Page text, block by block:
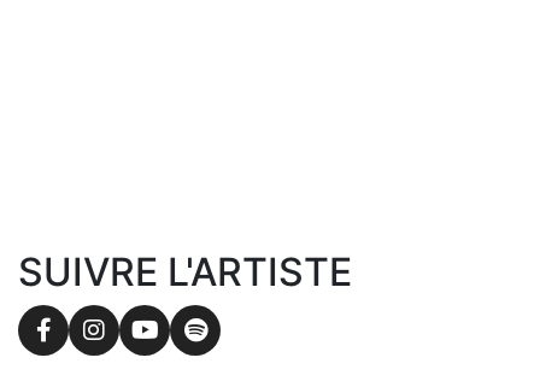
SUIVRE L'ARTISTE
Facebook
Instagram
YouTubeSpotify